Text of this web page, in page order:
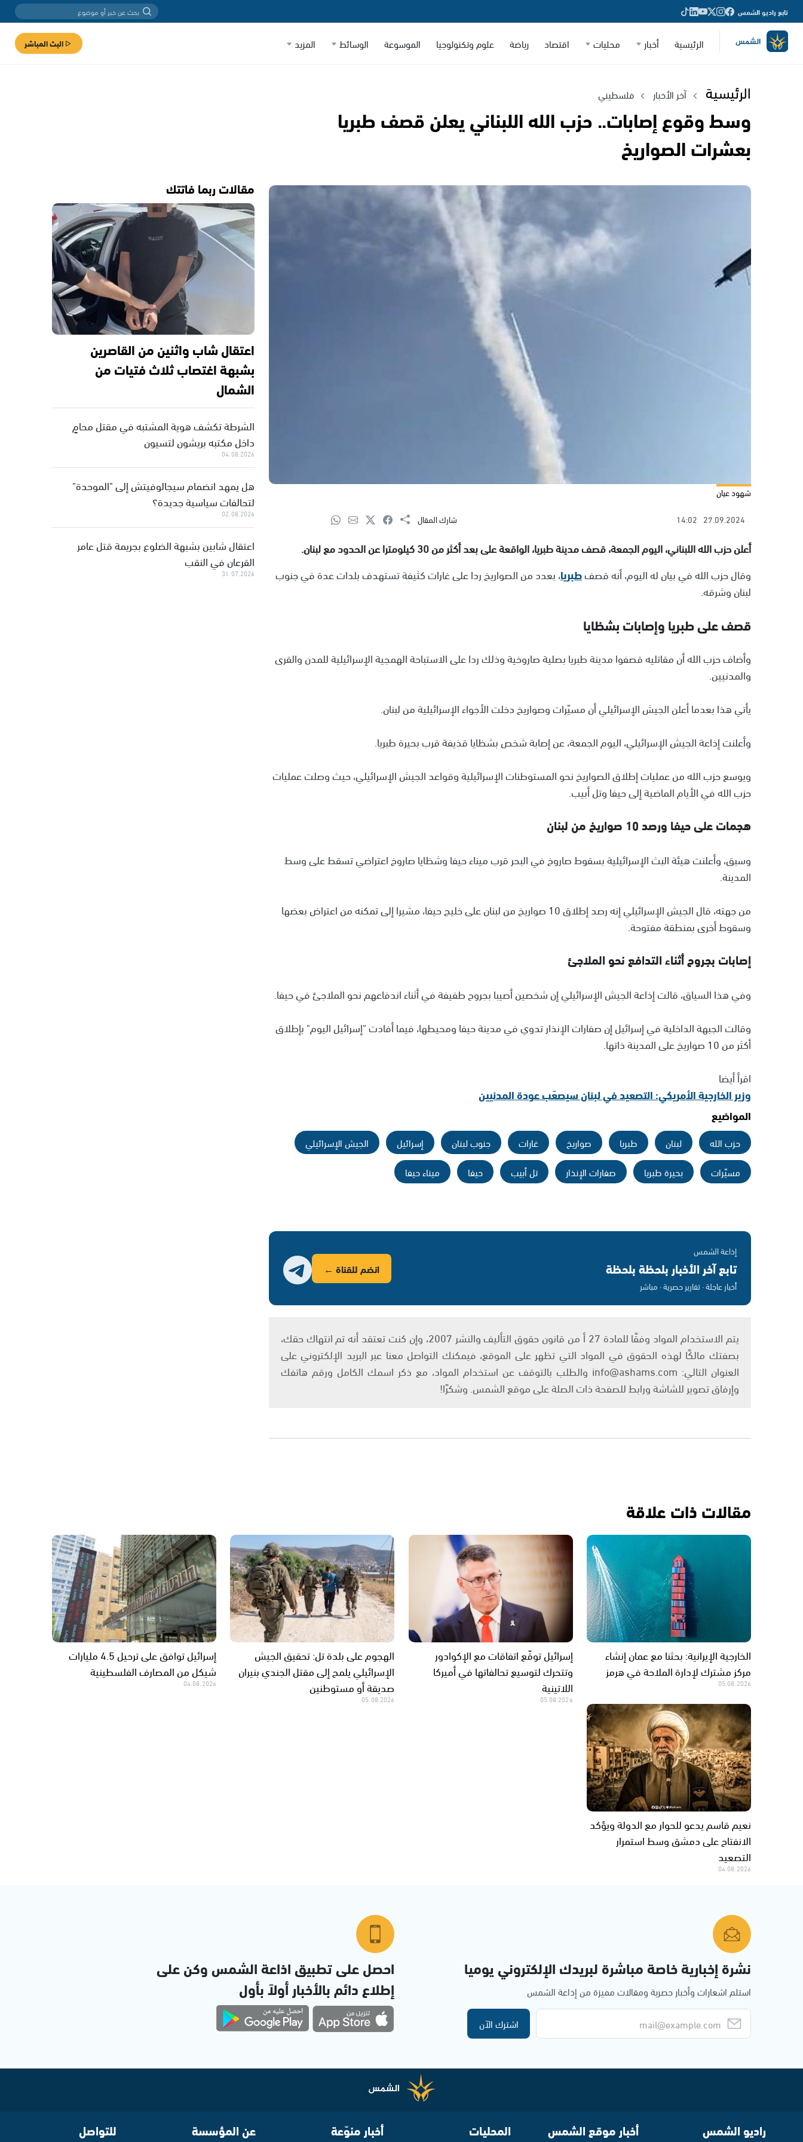
تابع راديو الشمس
الرئيسية أخبار محليات اقتصاد رياضة علوم وتكنولوجيا الموسوعة الوسائط المزيد البث المباشر
الرئيسية آخر الأخبار فلسطيني
وسط وقوع إصابات.. حزب الله اللبناني يعلن قصف طبريا
بعشرات الصواريخ
شهود عيان
27.09.2024
14:02 شارك المقال
أعلن حزب الله اللبناني، اليوم الجمعة، قصف مدينة طبريا، الواقعة على بعد أكثر من 30 كيلومترا عن الحدود مع لبنان.
وقال حزب الله في بيان له اليوم، أنه قصفطبريا، بعدد من الصواريخ ردا على غارات كثيفة تستهدف بلدات عدة في جنوب
لبنان وشرقه.
قصف على طبريا وإصابات بشظايا
وأضاف حزب الله أن مقاتليه قصفوا مدينة طبريا بصلية صاروخية وذلك ردا على الاستباحة الهمجية الإسرائيلية للمدن والقرى
والمدنيين.
يأتي هذا بعدما أعلن الجيش الإسرائيلي أن مسيّرات وصواريخ دخلت الأجواء الإسرائيلية من لبنان.
وأعلنت إذاعة الجيش الإسرائيلي، اليوم الجمعة، عن إصابة شخص بشظايا قذيفة قرب بحيرة طبريا.
ويوسع حزب الله من عمليات إطلاق الصواريخ نحو المستوطنات الإسرائيلية وقواعد الجيش الإسرائيلي، حيث وصلت عمليات
حزب الله في الأيام الماضية إلى حيفا وتل أبيب.
هجمات على حيفا ورصد 10 صواريخ من لبنان
وسبق، وأعلنت هيئة البث الإسرائيلية بسقوط صاروخ في البحر قرب ميناء حيفا وشظايا صاروخ اعتراضي تسقط على وسط
المدينة.
من جهته، قال الجيش الإسرائيلي إنه رصد إطلاق 10 صواريخ من لبنان على خليج حيفا، مشيرا إلى تمكنه من اعتراض بعضها
وسقوط أخرى بمنطقة مفتوحة.
إصابات بجروح أثناء التدافع نحو الملاجئ
وفي هذا السياق، قالت إذاعة الجيش الإسرائيلي إن شخصين أصيبا بجروح طفيفة في أثناء اندفاعهم نحو الملاجئ في حيفا.
وقالت الجبهة الداخلية في إسرائيل إن صفارات الإنذار تدوي في مدينة حيفا ومحيطها، فيما أفادت "إسرائيل اليوم" بإطلاق
أكثر من 10 صواريخ على المدينة ذاتها.
اقرأ أيضا
وزير الخارجية الأمريكي: التصعيد في لبنان سيصعّب عودة المدنيين
المواضيع
حزب الله لبنان طبريا صواريخ غارات جنوب لبنان إسرائيل
الجيش الإسرائيلي
مسيّرات
بحيرة طبريا صفارات الإنذار تل أبيب حيفا ميناء حيفا
إذاعة الشمس
تابع آخر الأخبار بلحظة بلحظة
أخبار عاجلة · تقارير حصرية · مباشر
انضم للقناة ←
يتم الاستخدام المواد وفقًا للمادة 27 أ من قانون حقوق التأليف والنشر 2007، وإن كنت تعتقد أنه تم انتهاك حقك،
بصفتك مالكًا لهذه الحقوق في المواد التي تظهر على الموقع، فيمكنك التواصل معنا عبر البريد الإلكتروني على
العنوان التالي: info@ashams.com والطلب بالتوقف عن استخدام المواد، مع ذكر اسمك الكامل ورقم هاتفك
وإرفاق تصوير للشاشة ورابط للصفحة ذات الصلة على موقع الشمس. وشكرًا!
مقالات ربما فاتتك
اعتقال شاب واثنين من القاصرين
بشبهة اغتصاب ثلاث فتيات من
الشمال
الشرطة تكشف هوية المشتبه في مقتل محامٍ
داخل مكتبه بريشون لتسيون
04.08.2026
هل يمهد انضمام سيجالوفيتش إلى "الموحدة"
لتحالفات سياسية جديدة؟
02.08.2026
اعتقال شابين بشبهة الضلوع بجريمة قتل عامر
القرعان في النقب
31.07.2026
مقالات ذات علاقة
الخارجية الإيرانية: بحثنا مع عمان إنشاء
مركز مشترك لإدارة الملاحة في هرمز
05.08.2026
إسرائيل توقّع اتفاقات مع الإكوادور
وتتحرك لتوسيع تحالفاتها في أميركا
اللاتينية
05.08.2026
الهجوم على بلدة تل: تحقيق الجيش
الإسرائيلي يلمح إلى مقتل الجندي بنيران
صديقة أو مستوطنين
05.08.2026
إسرائيل توافق على ترحيل 4.5 مليارات
شيكل من المصارف الفلسطينية
04.08.2026
نعيم قاسم يدعو للحوار مع الدولة ويؤكد
الانفتاح على دمشق وسط استمرار
التصعيد
04.08.2026
نشرة إخبارية خاصة مباشرة لبريدك الإلكتروني يوميا
استلم اشعارات وأخبار حصرية ومقالات مميزة من إذاعة الشمس
اشترك الآن
احصل على تطبيق اذاعة الشمس وكن على
إطلاع دائم بالأخبار أولاً بأول
راديو الشمس أخبار موقع الشمس المحليات أخبار منوّعة عن المؤسسة للتواصل